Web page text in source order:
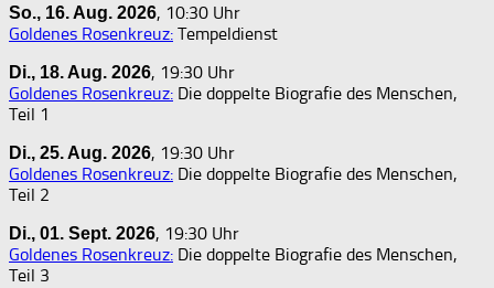
So., 16. Aug. 2026, 10:30 Uhr
Goldenes Rosenkreuz: Tempeldienst
Di., 18. Aug. 2026, 19:30 Uhr
Goldenes Rosenkreuz: Die doppelte Biografie des Menschen,
Teil 1
Di., 25. Aug. 2026, 19:30 Uhr
Goldenes Rosenkreuz: Die doppelte Biografie des Menschen,
Teil 2
Di., 01. Sept. 2026, 19:30 Uhr
Goldenes Rosenkreuz: Die doppelte Biografie des Menschen,
Teil 3